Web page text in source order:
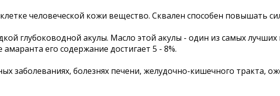
человеческой кожи вещество. Сквален способен повышать
глубоководной акулы. Масло этой акулы - один из самых
амаранта его содержание достигает 5 - 8%.
заболеваниях, болезнях печени, желудочно-кишечного тракта,